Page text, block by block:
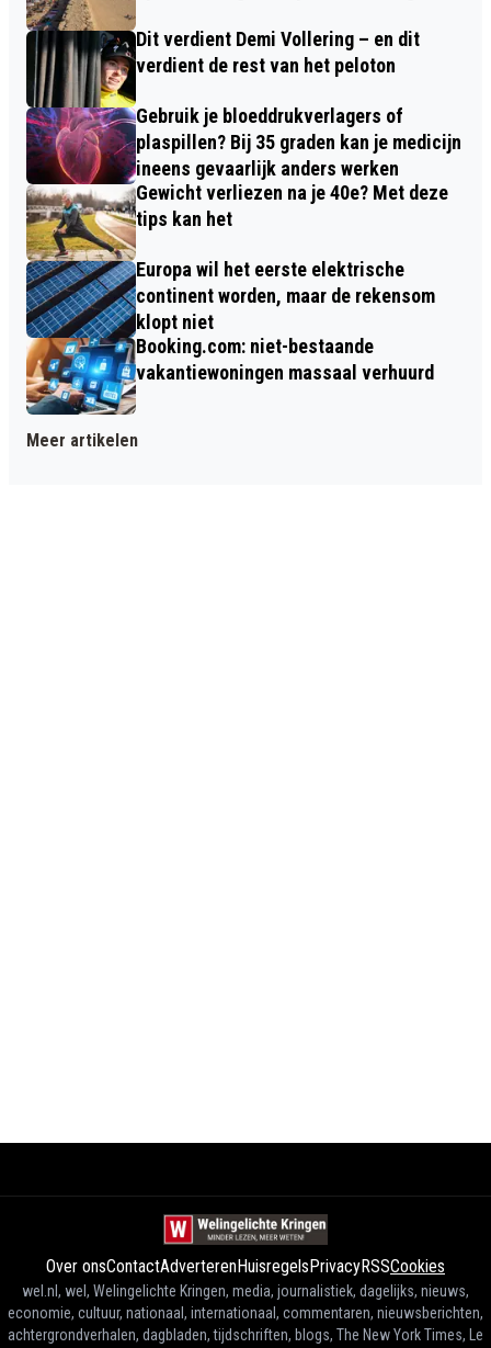
Dit verdient Demi Vollering – en dit
verdient de rest van het peloton
Gebruik je bloeddrukverlagers of
plaspillen? Bij 35 graden kan je medicijn
ineens gevaarlijk anders werken
Gewicht verliezen na je 40e? Met deze
tips kan het
Europa wil het eerste elektrische
continent worden, maar de rekensom
klopt niet
Booking.com: niet-bestaande
vakantiewoningen massaal verhuurd
Meer artikelen
Over onsContactAdverterenHuisregelsPrivacyRSSCookies
wel.nl, wel, Welingelichte Kringen, media, journalistiek, dagelijks, nieuws,
economie, cultuur, nationaal, internationaal, commentaren, nieuwsberichten,
achtergrondverhalen, dagbladen, tijdschriften, blogs, The New York Times, Le